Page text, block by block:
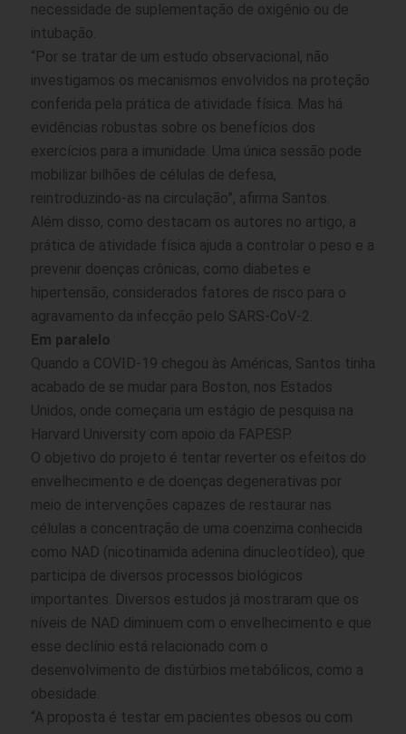
necessidade de suplementação de oxigênio ou de
intubação.
“Por se tratar de um estudo observacional, não
investigamos os mecanismos envolvidos na proteção
conferida pela prática de atividade física. Mas há
evidências robustas sobre os benefícios dos
exercícios para a imunidade. Uma única sessão pode
mobilizar bilhões de células de defesa,
reintroduzindo-as na circulação”, afirma Santos.
Além disso, como destacam os autores no artigo, a
prática de atividade física ajuda a controlar o peso e a
prevenir doenças crônicas, como diabetes e
hipertensão, considerados fatores de risco para o
agravamento da infecção pelo SARS-CoV-2.
Em paralelo
Quando a COVID-19 chegou às Américas, Santos tinha
acabado de se mudar para Boston, nos Estados
Unidos, onde começaria um estágio de pesquisa na
Harvard University com apoio da FAPESP.
O objetivo do projeto é tentar reverter os efeitos do
envelhecimento e de doenças degenerativas por
meio de intervenções capazes de restaurar nas
células a concentração de uma coenzima conhecida
como NAD (nicotinamida adenina dinucleotídeo), que
participa de diversos processos biológicos
importantes. Diversos estudos já mostraram que os
níveis de NAD diminuem com o envelhecimento e que
esse declínio está relacionado com o
desenvolvimento de distúrbios metabólicos, como a
obesidade.
“A proposta é testar em pacientes obesos ou com